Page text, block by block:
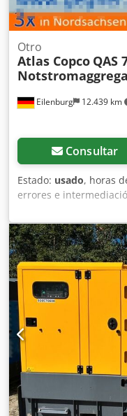
Eilenburg 12.439 km
Otro
Atlas Copco QAS
Consultar
Estado: usado, horas
errores e
PERKINS. El vehículo
Posibilidad de entrega
adicional. Salvo
Aflor Con gusto
pago. Posibilidad de
entrada. ¿Tiene alguna
de asesorarle!